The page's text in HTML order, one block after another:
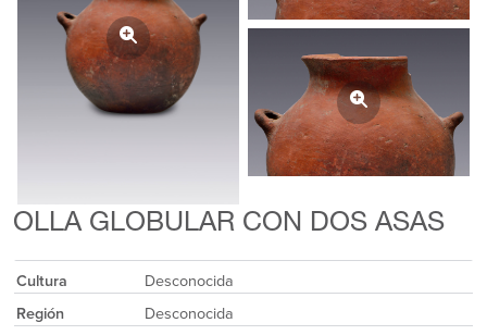
OLLA GLOBULAR CON DOS ASAS
Cultura
Desconocida
Región
Desconocida